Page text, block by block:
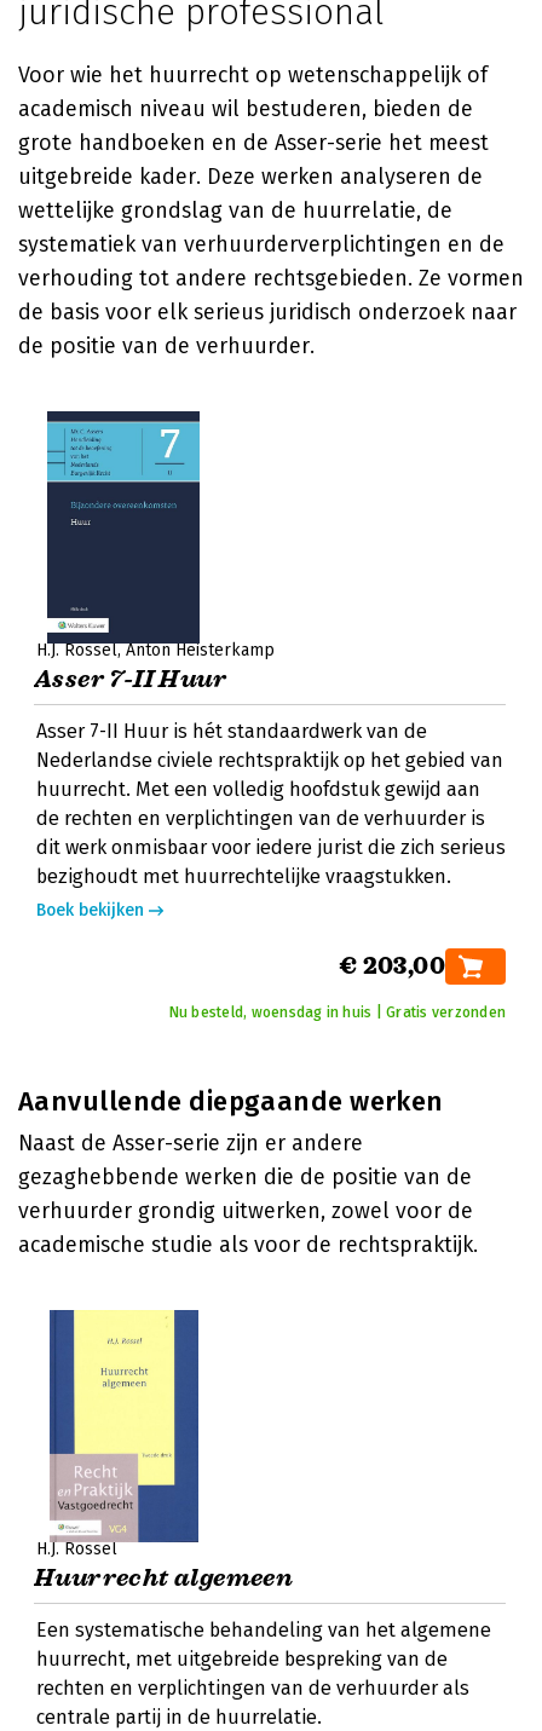
juridische professional
Voor wie het huurrecht op wetenschappelijk of
academisch niveau wil bestuderen, bieden de
grote handboeken en de Asser-serie het meest
uitgebreide kader. Deze werken analyseren de
wettelijke grondslag van de huurrelatie, de
systematiek van verhuurderverplichtingen en de
verhouding tot andere rechtsgebieden. Ze vormen
de basis voor elk serieus juridisch onderzoek naar
de positie van de verhuurder.
H.J. Rossel Anton Heisterkamp
Asser 7-II Huur
Asser 7-II Huur is hét standaardwerk van de
Nederlandse civiele rechtspraktijk op het gebied van
huurrecht. Met een volledig hoofdstuk gewijd aan
de rechten en verplichtingen van de verhuurder is
dit werk onmisbaar voor iedere jurist die zich serieus
bezighoudt met huurrechtelijke vraagstukken.
Boek bekijken
€ 203,00
Nu besteld, woensdag in huis | Gratis verzonden
Aanvullende diepgaande werken
Naast de Asser-serie zijn er andere
gezaghebbende werken die de positie van de
verhuurder grondig uitwerken, zowel voor de
academische studie als voor de rechtspraktijk.
H.J. Rossel
Huurrecht algemeen
Een systematische behandeling van het algemene
huurrecht, met uitgebreide bespreking van de
rechten en verplichtingen van de verhuurder als
centrale partij in de huurrelatie.